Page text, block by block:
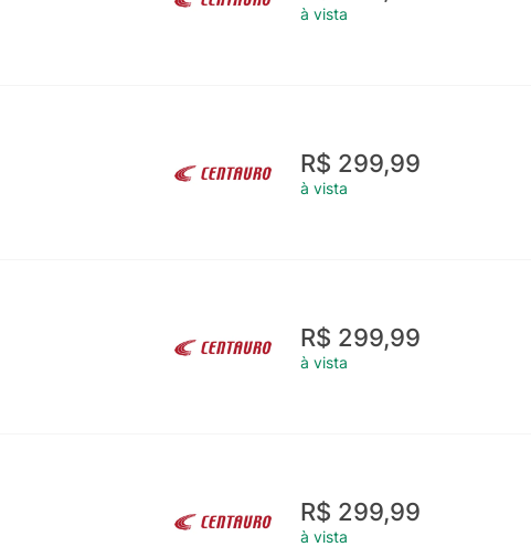
à vista
R$ 299,99
à vista
R$ 299,99
à vista
R$ 299,99
à vista